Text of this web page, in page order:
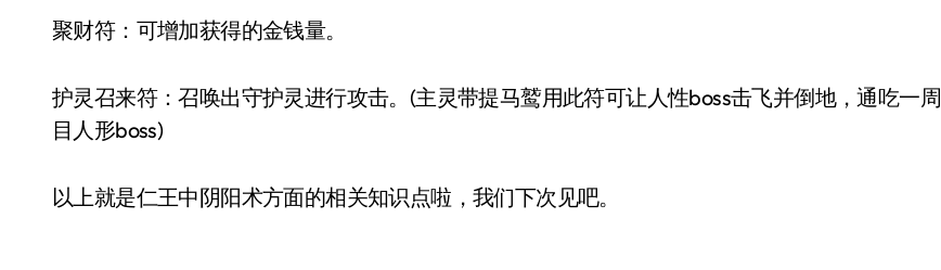
聚财符：可增加获得的金钱量。
护灵召来符：召唤出守护灵进行攻击。(主灵带提马鹫用此符可让人性boss击飞并倒地，通吃一周
目人形boss)
以上就是仁王中阴阳术方面的相关知识点啦，我们下次见吧。